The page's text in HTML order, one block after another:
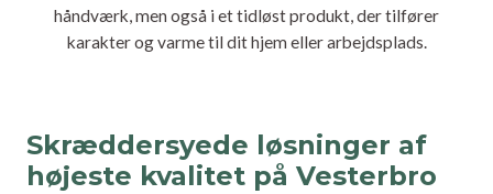
håndværk, men også i et tidløst produkt, der tilfører
karakter og varme til dit hjem eller arbejdsplads.
Skræddersyede løsninger af
højeste kvalitet på Vesterbro